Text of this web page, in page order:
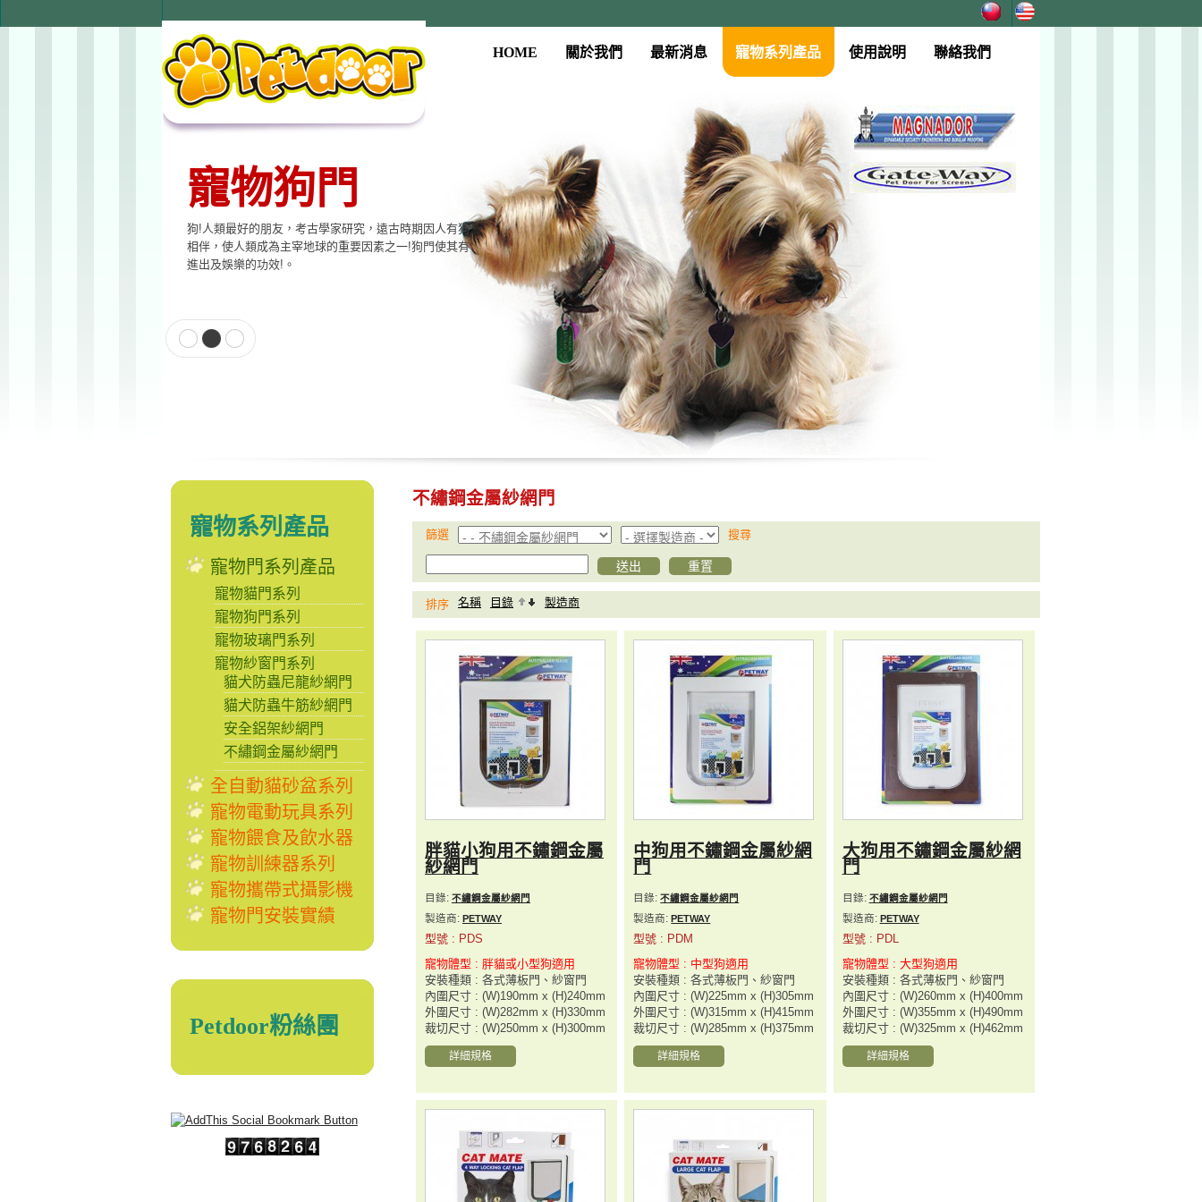
HOME 關於我們 最新消息 寵物系列產品 使用說明 聯絡我們
寵物狗門
狗!人類最好的朋友，考古學家研究，遠古時期因人有狗
相伴，使人類成為主宰地球的重要因素之一!狗門使其有
進出及娛樂的功效!。
寵物用品系列
本公司提供寵物專用相關產品，貓門、狗門、餵食器、
飲水器、寵物專用電子產品…等至尊的品質，大眾的價
格適合各種寵物使用。
寵物系列產品
寵物門系列產品
寵物貓門系列
寵物狗門系列
寵物玻璃門系列
寵物紗窗門系列
貓犬防蟲尼龍紗網門
貓犬防蟲牛筋紗網門
安全鋁架紗網門
不繡鋼金屬紗網門
全自動貓砂盆系列
寵物電動玩具系列
寵物餵食及飲水器
寵物訓練器系列
寵物攜帶式攝影機
寵物門安裝實績
Petdoor粉絲團
不繡鋼金屬紗網門
篩選 搜尋
排序 名稱 目錄 製造商
胖貓小狗用不鏽鋼金屬
紗網門
目錄: 不繡鋼金屬紗網門
製造商: PETWAY
型號 : PDS
寵物體型 : 胖貓或小型狗適用
安裝種類 : 各式薄板門、紗窗門
內圍尺寸 : (W)190mm x (H)240mm
外圍尺寸 : (W)282mm x (H)330mm
裁切尺寸 : (W)250mm x (H)300mm
詳細規格
中狗用不鏽鋼金屬紗網
門
目錄:不繡鋼金屬紗網門
製造商:PETWAY
型號 : PDM
寵物體型 : 中型狗適用
安裝種類 : 各式薄板門、紗窗門
內圍尺寸 : (W)225mm x (H)305mm
外圍尺寸 : (W)315mm x (H)415mm
裁切尺寸 : (W)285mm x (H)375mm
詳細規格
大狗用不鏽鋼金屬紗網
門
目錄: 不繡鋼金屬紗網門
製造商: PETWAY
型號 : PDL
寵物體型 : 大型狗適用
安裝種類 : 各式薄板門、紗窗門
內圍尺寸 : (W)260mm x (H)400mm
外圍尺寸 : (W)355mm x (H)490mm
裁切尺寸 : (W)325mm x (H)462mm
詳細規格